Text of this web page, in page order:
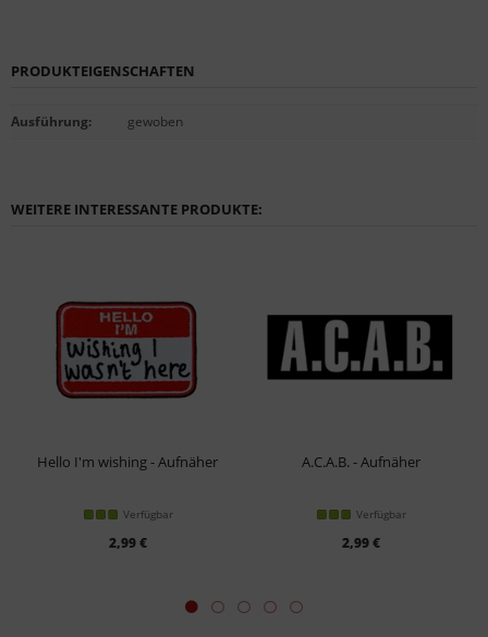
PRODUKTEIGENSCHAFTEN
Ausführung: gewoben
WEITERE INTERESSANTE PRODUKTE:
Hello I'm wishing - Aufnäher
Verfügbar
2,99 €
A.C.A.B. - Aufnäher
Verfügbar
2,99 €